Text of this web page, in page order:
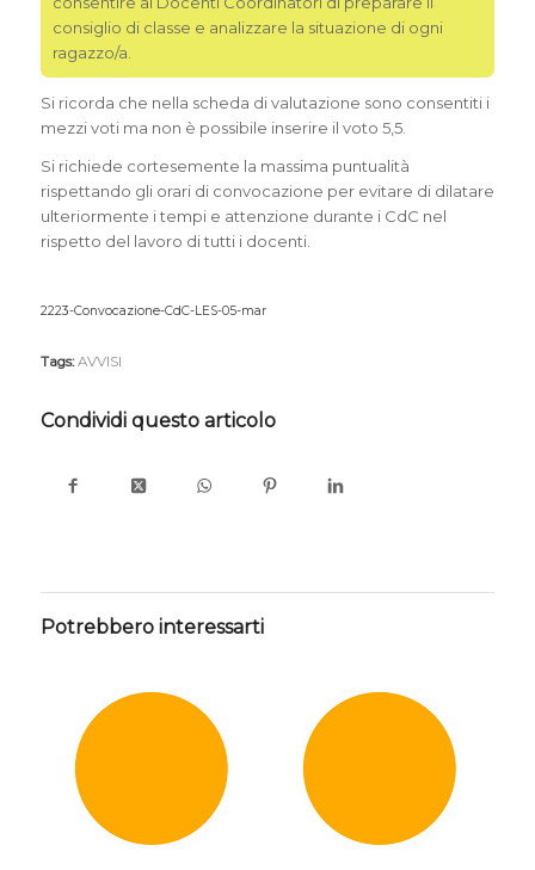
consiglio di classe e analizzare la situazione di ogni
ragazzo/a.
Si ricorda che nella scheda di valutazione sono consentiti i
mezzi voti ma non è possibile inserire il voto 5,5.
Si richiede cortesemente la massima puntualità
rispettando gli orari di convocazione per evitare di dilatare
ulteriormente i tempi e attenzione durante i CdC nel
rispetto del lavoro di tutti i docenti.
2223-Convocazione-CdC-LES-05-mar
Tags: AVVISI
Condividi questo articolo
Potrebbero interessarti